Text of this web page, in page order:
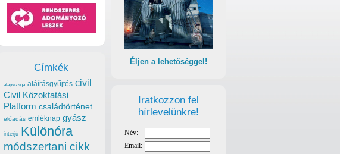
Éljen a lehetőséggel!
Iratkozzon fel
hírlevelünkre!
Címkék
alapvizsga aláírásgyűjtés civil
Civil Közoktatási
Platform családtörténet
előadás emléknap gyász
interjú Különóra
módszertani cikk